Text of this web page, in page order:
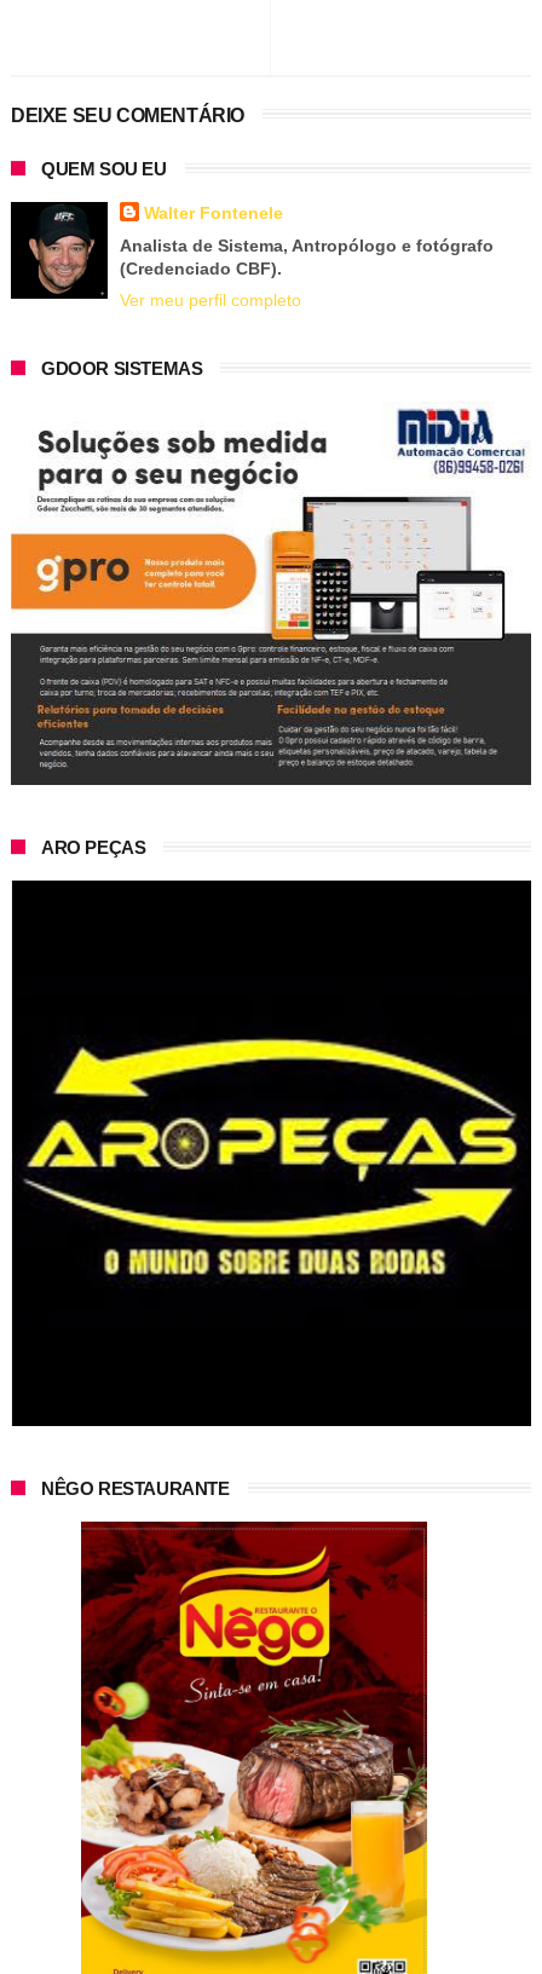
DEIXE SEU COMENTÁRIO
QUEM SOU EU
Walter Fontenele
Analista de Sistema, Antropólogo e fotógrafo
(Credenciado CBF).
Ver meu perfil completo
GDOOR SISTEMAS
ARO PEÇAS
NÊGO RESTAURANTE